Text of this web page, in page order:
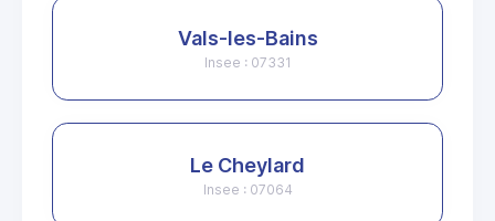
Vals-les-Bains
Insee : 07331
Le Cheylard
Insee : 07064